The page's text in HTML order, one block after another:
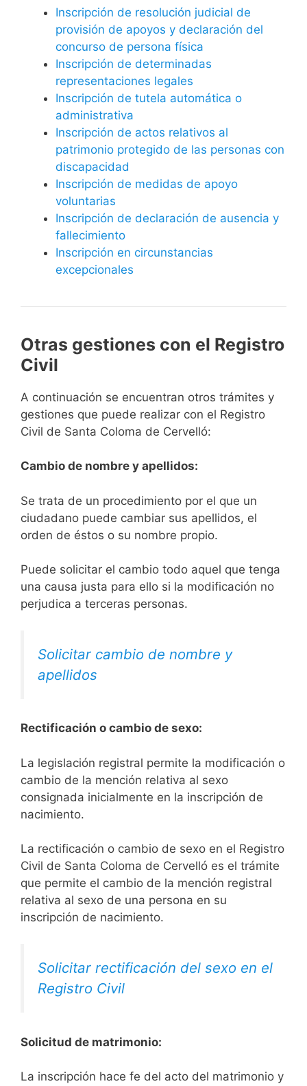
Inscripción de resolución judicial de
provisión de apoyos y declaración del
concurso de persona física
Inscripción de determinadas
representaciones legales
Inscripción de tutela automática o
administrativa
Inscripción de actos relativos al
patrimonio protegido de las personas con
discapacidad
Inscripción de medidas de apoyo
voluntarias
Inscripción de declaración de ausencia y
fallecimiento
Inscripción en circunstancias
excepcionales
Otras gestiones con el Registro
Civil
A continuación se encuentran otros trámites y
gestiones que puede realizar con el Registro
Civil de Santa Coloma de Cervelló:
Cambio de nombre y apellidos:
Se trata de un procedimiento por el que un
ciudadano puede cambiar sus apellidos, el
orden de éstos o su nombre propio.
Puede solicitar el cambio todo aquel que tenga
una causa justa para ello si la modificación no
perjudica a terceras personas.
Solicitar cambio de nombre y
apellidos
Rectificación o cambio de sexo:
La legislación registral permite la modificación o
cambio de la mención relativa al sexo
consignada inicialmente en la inscripción de
nacimiento.
La rectificación o cambio de sexo en el Registro
Civil de Santa Coloma de Cervelló es el trámite
que permite el cambio de la mención registral
relativa al sexo de una persona en su
inscripción de nacimiento.
Solicitar rectificación del sexo en el
Registro Civil
Solicitud de matrimonio:
La inscripción hace fe del acto del matrimonio y